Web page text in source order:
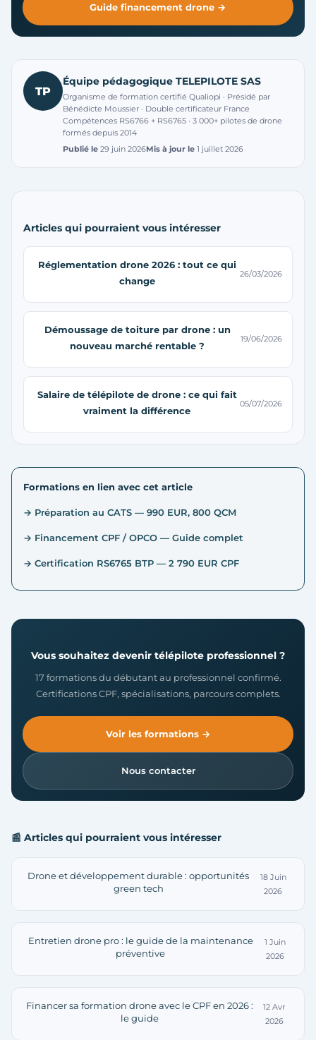
Guide financement drone →
TP
Équipe pédagogique TELEPILOTE SAS
Organisme de formation certifié Qualiopi · Présidé par
Bénédicte Moussier · Double certificateur France
Compétences RS6766 + RS6765 · 3 000+ pilotes de drone
formés depuis 2014
Publié le 29 juin 2026Mis à jour le 1 juillet 2026
Articles qui pourraient vous intéresser
Réglementation drone 2026 : tout ce qui
change
26/03/2026
Démoussage de toiture par drone : un
nouveau marché rentable ?
19/06/2026
Salaire de télépilote de drone : ce qui fait
vraiment la différence
05/07/2026
Formations en lien avec cet article
→ Préparation au CATS — 990 EUR, 800 QCM
→ Financement CPF / OPCO — Guide complet
→ Certification RS6765 BTP — 2 790 EUR CPF
Vous souhaitez devenir télépilote professionnel ?
17 formations du débutant au professionnel confirmé.
Certifications CPF, spécialisations, parcours complets.
Voir les formations →
Nous contacter
📰 Articles qui pourraient vous intéresser
Drone et développement durable : opportunités
green tech
18 Juin
2026
Entretien drone pro : le guide de la maintenance
préventive
1 Juin
2026
Financer sa formation drone avec le CPF en 2026 :
le guide
12 Avr
2026